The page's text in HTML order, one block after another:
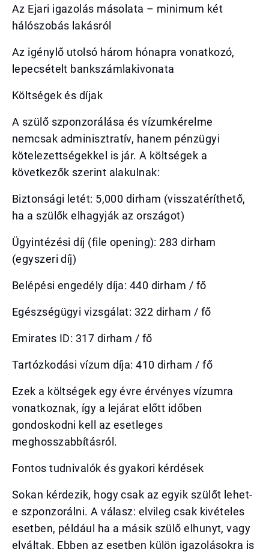
Az Ejari igazolás másolata – minimum két
hálószobás lakásról
Az igénylő utolsó három hónapra vonatkozó,
lepecsételt bankszámlakivonata
Költségek és díjak
A szülő szponzorálása és vízumkérelme
nemcsak adminisztratív, hanem pénzügyi
kötelezettségekkel is jár. A költségek a
következők szerint alakulnak:
Biztonsági letét: 5,000 dirham (visszatéríthető,
ha a szülők elhagyják az országot)
Ügyintézési díj (file opening): 283 dirham
(egyszeri díj)
Belépési engedély díja: 440 dirham / fő
Egészségügyi vizsgálat: 322 dirham / fő
Emirates ID: 317 dirham / fő
Tartózkodási vízum díja: 410 dirham / fő
Ezek a költségek egy évre érvényes vízumra
vonatkoznak, így a lejárat előtt időben
gondoskodni kell az esetleges
meghosszabbításról.
Fontos tudnivalók és gyakori kérdések
Sokan kérdezik, hogy csak az egyik szülőt lehet-
e szponzorálni. A válasz: elvileg csak kivételes
esetben, például ha a másik szülő elhunyt, vagy
elváltak. Ebben az esetben külön igazolásokra is